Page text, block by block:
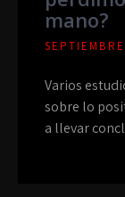
mano?
Varios
sobre lo
a llevar